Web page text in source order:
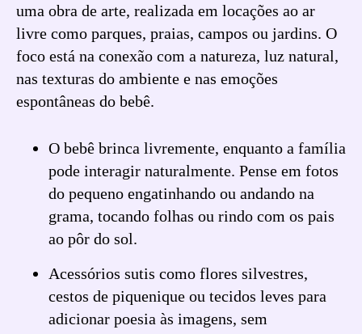
uma obra de arte, realizada em locações ao ar
livre como parques, praias, campos ou jardins. O
foco está na conexão com a natureza, luz natural,
nas texturas do ambiente e nas emoções
espontâneas do bebê.
O bebê brinca livremente, enquanto a família
pode interagir naturalmente. Pense em fotos
do pequeno engatinhando ou andando na
grama, tocando folhas ou rindo com os pais
ao pôr do sol.
Acessórios sutis como flores silvestres,
cestos de piquenique ou tecidos leves para
adicionar poesia às imagens, sem